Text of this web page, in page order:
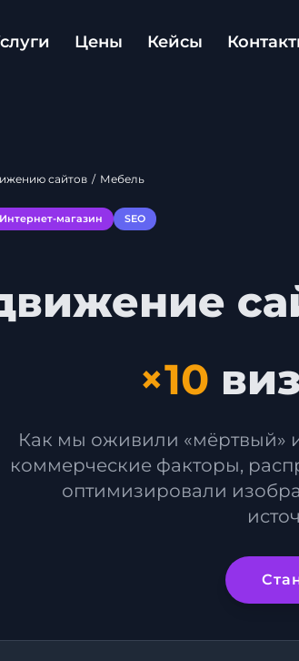
Цены Кейсы
сайтов / Мебель
Интернет-магазин SEO
×10
Как мы оживили «мёртвый»
коммерческие факторы,
оптимизировали